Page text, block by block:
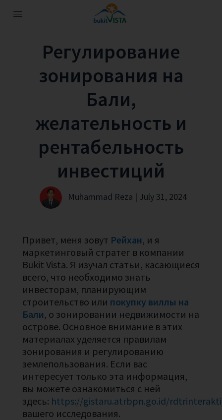
Регулирование
зонирования на
Бали,
желательность и
рентабельность
инвестиций
Muhammad Reza | July 31, 2024
Привет, меня зовут Рейхан, и я
маркетинговый стратег в компании
Bukit Vista. Я изучал статьи, касающиеся
всего, что необходимо знать
инвесторам, планирующим
строительство или покупку виллы на
Бали, о зонировании недвижимости на
острове. Основное внимание в этих
материалах уделяется правилам
зонирования и регулированию
землепользования. Если вас
интересует только эта информация,
вы можете ознакомиться с ней
здесь: https://gistaru.atrbpn.go.id/
вашего исследования.